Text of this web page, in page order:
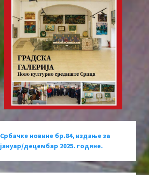
Србачке новине бр.84, издање за
јануар/децембар 2025. године.